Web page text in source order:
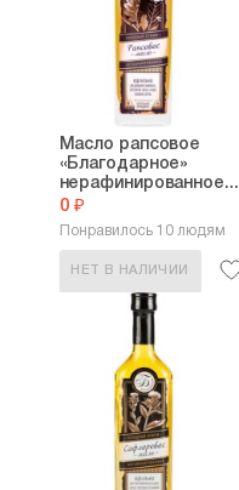
Масло рапсовое
«Благодарное»
нерафинированное...
0 ₽
Понравилось 10 людям
НЕТ В НАЛИЧИИ